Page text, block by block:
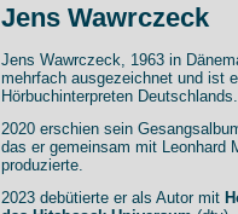
Jens Wawrczeck
Jens Wawrczeck, 1963 in
mehrfach ausgezeichnet und ist
Hörbuchinterpreten Deutschlands.
2020 erschien sein
das er gemeinsam mit Leonhard
produzierte.
2023 debütierte er als Autor mit